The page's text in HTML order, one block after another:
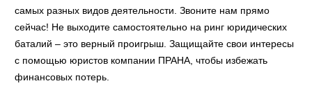
самых разных видов деятельности. Звоните нам прямо
сейчас! Не выходите самостоятельно на ринг юридических
баталий – это верный проигрыш. Защищайте свои интересы
с помощью юристов компании ПРАНА, чтобы избежать
финансовых потерь.